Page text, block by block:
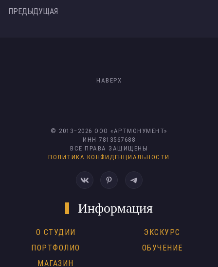
ПРЕДЫДУЩАЯ
НАВЕРХ
© 2013– 2026 ООО «АРТМОНУМЕНТ»
ИНН 7813567688
ВСЕ ПРАВА ЗАЩИЩЕНЫ
ПОЛИТИКА КОНФИДЕНЦИАЛЬНОСТИ
Информация
О СТУДИИ
ПОРТФОЛИО
МАГАЗИН
ЭКСКУРС
ОБУЧЕНИЕ